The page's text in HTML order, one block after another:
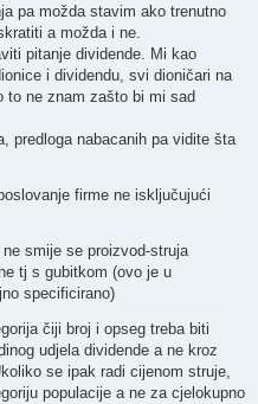
pa možda stavim ako trenutno
a možda i ne.
pitanje dividende. Mi kao
i dividendu, svi dioničari na
to ne znam zašto bi mi sad
predloga nabacanih pa vidite šta
firme ne isključujući
smije se proizvod-struja
tj s gubitkom (ovo je u
specificirano)
čiji broj i opseg treba biti
udjela dividende a ne kroz
se ipak radi cijenom struje,
populacije a ne za cjelokupno